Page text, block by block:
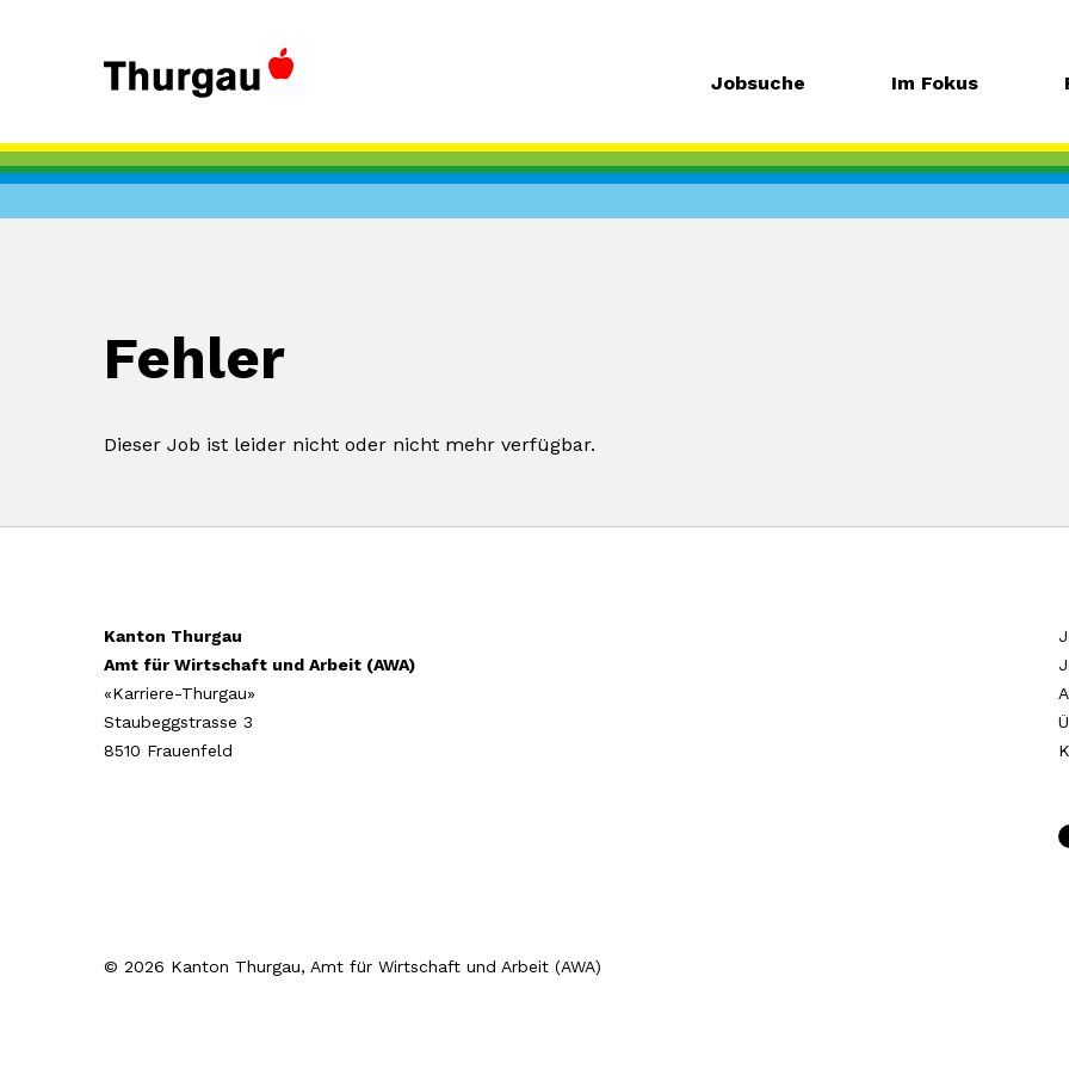
Jobsuche Im Fokus
Fehler
Dieser Job ist leider nicht oder nicht mehr verfügbar.
Kanton Thurgau
Amt für Wirtschaft und Arbeit (AWA)
«Karriere-Thurgau»
Staubeggstrasse 3
8510 Frauenfeld
© 2026 Kanton Thurgau, Amt für Wirtschaft und Arbeit (AWA)